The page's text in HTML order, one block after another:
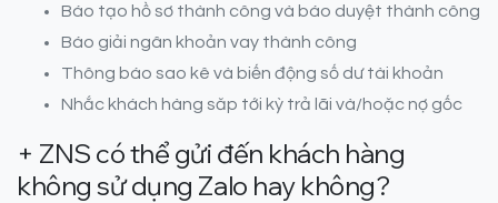
Báo tạo hồ sơ thành công và báo duyệt thành công
Báo giải ngân khoản vay thành công
Thông báo sao kê và biến động số dư tài khoản
Nhắc khách hàng săp tới kỳ trả lãi và/hoặc nợ gốc
+ ZNS có thể gửi đến khách hàng
không sử dụng Zalo hay không?